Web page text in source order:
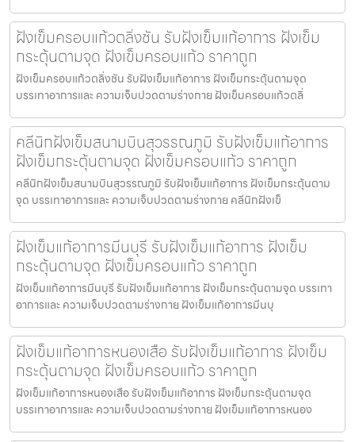
ฝังเข็มครอบแก้วตลิ่งชัน รับฝังเข็มแก้อาการ ฝังเข็ม
กระตุ้นตามจุด ฝังเข็มครอบแก้ว ราคาถูก
ฝังเข็มครอบแก้วตลิ่งชัน รับฝังเข็มแก้อาการ ฝังเข็มกระตุ้นตามจุด
บรรเทาอาการและ ความเจ็บปวดตามร่างกาย ฝังเข็มครอบแก้วตลิ่
คลีนิกฝังเข็มสนามบินสุวรรณภูมิ รับฝังเข็มแก้อาการ
ฝังเข็มกระตุ้นตามจุด ฝังเข็มครอบแก้ว ราคาถูก
คลีนิกฝังเข็มสนามบินสุวรรณภูมิ รับฝังเข็มแก้อาการ ฝังเข็มกระตุ้นตาม
จุด บรรเทาอาการและ ความเจ็บปวดตามร่างกาย คลีนิกฝังเข็
ฝังเข็มแก้อาการมีนบุรี รับฝังเข็มแก้อาการ ฝังเข็ม
กระตุ้นตามจุด ฝังเข็มครอบแก้ว ราคาถูก
ฝังเข็มแก้อาการมีนบุรี รับฝังเข็มแก้อาการ ฝังเข็มกระตุ้นตามจุด บรรเทา
อาการและ ความเจ็บปวดตามร่างกาย ฝังเข็มแก้อาการมีนบุ
ฝังเข็มแก้อาการหนองเสือ รับฝังเข็มแก้อาการ ฝังเข็ม
กระตุ้นตามจุด ฝังเข็มครอบแก้ว ราคาถูก
ฝังเข็มแก้อาการหนองเสือ รับฝังเข็มแก้อาการ ฝังเข็มกระตุ้นตามจุด
บรรเทาอาการและ ความเจ็บปวดตามร่างกาย ฝังเข็มแก้อาการหนอง